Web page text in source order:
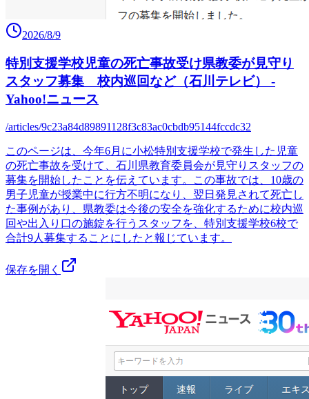
2026/8/9
特別支援学校児童の死亡事故受け県教委が見守り
スタッフ募集 校内巡回など（石川テレビ） -
Yahoo!ニュース
/articles/9c23a84d89891128f3c83ac0cbdb95144fccdc32
このページは、今年6月に小松特別支援学校で発生した児童
の死亡事故を受けて、石川県教育委員会が見守りスタッフの
募集を開始したことを伝えています。この事故では、10歳の
男子児童が授業中に行方不明になり、翌日発見されて死亡し
た事例があり、県教委は今後の安全を強化するために校内巡
回や出入り口の施錠を行うスタッフを、特別支援学校6校で
合計9人募集することにしたと報じています。
保存を開く